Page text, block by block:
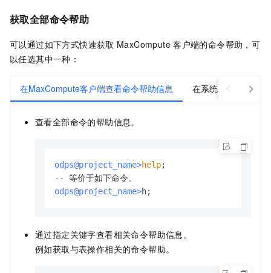
获取全部命令帮助
可以通过如下方式快速获取 MaxCompute 客户端的命令帮助，可
以任选其中一种：
在MaxCompute客户端查看命令帮助信息 在系统的命令行执
查看全部命令的帮助信息。
odps@project_name>help;
odps@project_name>h;
通过指定关键字查看相关命令帮助信息。
例如获取与表操作相关的命令帮助。